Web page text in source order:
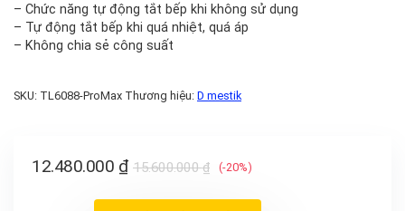
– Chức năng tự động tắt bếp khi không sử dụng
– Tự động tắt bếp khi quá nhiệt, quá áp
– Không chia sẻ công suất
SKU: TL6088-ProMax Thương hiệu: D mestik
15.600.000₫
12.480.000 ₫ (-20%)